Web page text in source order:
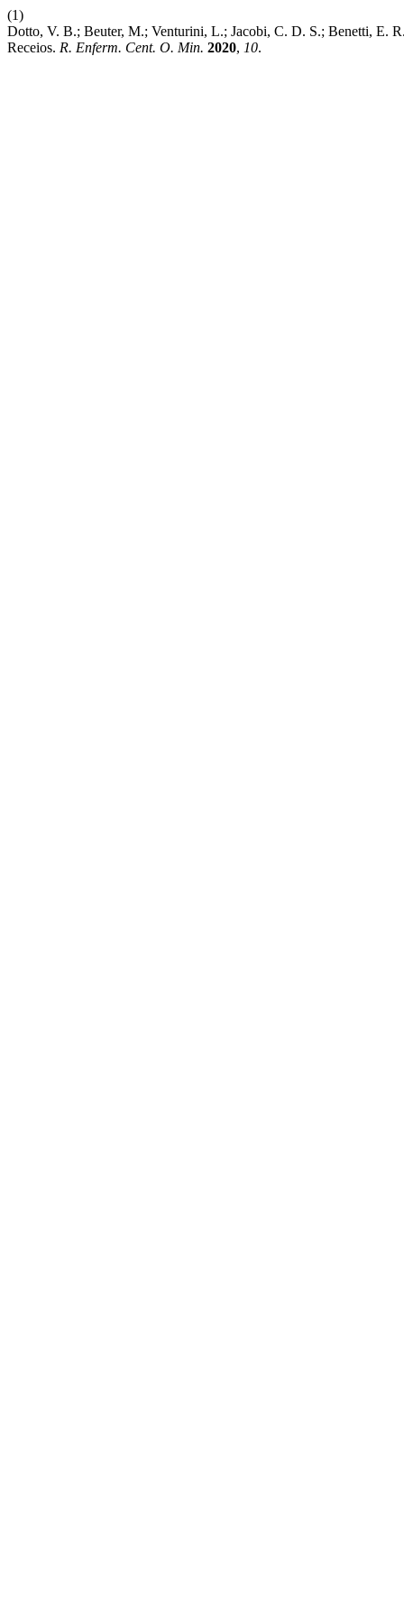
(1)
Dotto, V. B.; Beuter, M.; Venturini, L.; Jacobi, C. D. S.; Benetti, E.
Receios. R. Enferm. Cent. O. Min. 2020, 10.